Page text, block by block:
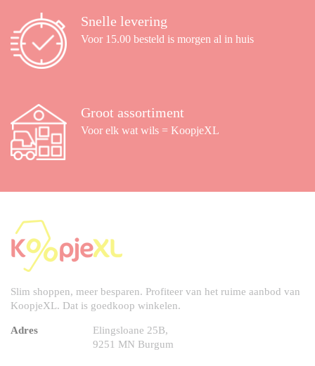
Snelle levering
Voor 15.00 besteld is morgen al in huis
Groot assortiment
Voor elk wat wils = KoopjeXL
Slim shoppen, meer besparen. Profiteer van het ruime aanbod van
KoopjeXL. Dat is goedkoop winkelen.
Adres
Elingsloane 25B,
9251 MN Burgum